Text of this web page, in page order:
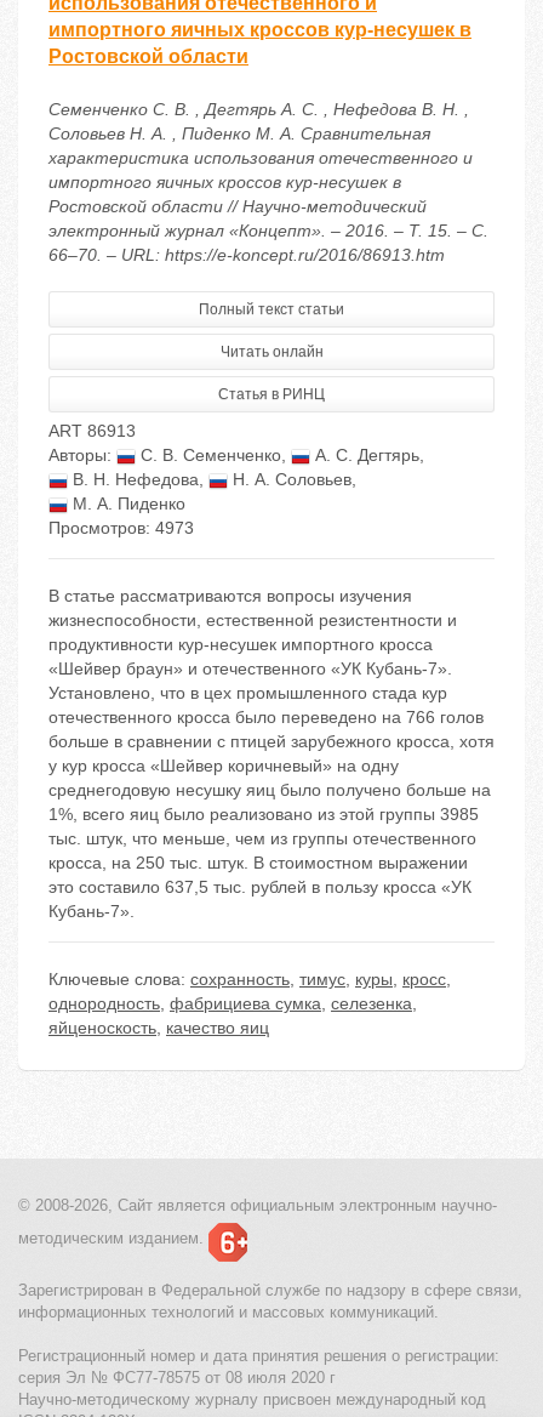
импортного яичных кроссов кур-несушек в
Ростовской области
Семенченко С. В. , Дегтярь А. С. , Нефедова В. Н. ,
Соловьев Н. А. , Пиденко М. А. Сравнительная
характеристика использования отечественного и
импортного яичных кроссов кур-несушек в
Ростовской области // Научно-методический
электронный журнал «Концепт». – 2016. – Т. 15. – С.
66–70. – URL: https://e-koncept.ru/2016/86913.htm
Полный текст статьи
Читать онлайн
Статья в РИНЦ
ART 86913
Авторы:
С. В. Семенченко, А. С. Дегтярь,
В. Н. Нефедова, Н. А. Соловьев,
М. А. Пиденко
Просмотров: 4973
В статье рассматриваются вопросы изучения
жизнеспособности, естественной резистентности и
продуктивности кур-несушек импортного кросса
«Шейвер браун» и отечественного «УК Кубань-7».
Установлено, что в цех промышленного стада кур
отечественного кросса было переведено на 766 голов
больше в сравнении с птицей зарубежного кросса, хотя
у кур кросса «Шейвер коричневый» на одну
среднегодовую несушку яиц было получено больше на
1%, всего яиц было реализовано из этой группы 3985
тыс. штук, что меньше, чем из группы отечественного
кросса, на 250 тыс. штук. В стоимостном выражении
это составило 637,5 тыс. рублей в пользу кросса «УК
Кубань-7».
Ключевые слова: сохранность, тимус, куры, кросс,
однородность, фабрициева сумка, селезенка,
яйценоскость, качество яиц
© 2008-2026, Сайт является официальным электронным научно-
методическим изданием.
Зарегистрирован в Федеральной службе по надзору в сфере связи,
информационных технологий и массовых коммуникаций.
Регистрационный номер и дата принятия решения о регистрации:
серия Эл № ФС77-78575 от 08 июля 2020 г
Научно-методическому журналу присвоен международный код